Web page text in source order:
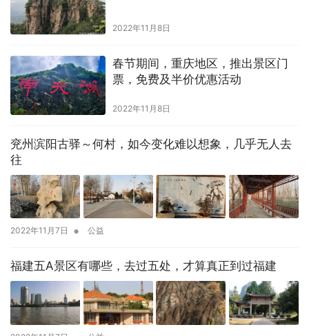
2022年11月8日
春节期间，重庆地区，推出景区门
票，免费及半价优惠活动
2022年11月8日
兖州滨阳古驿～何村，如今变化难以想象，几乎无人去
往
2022年11月7日 • 公益
福建五A景区有哪些，去过五处，才算真正到过福建